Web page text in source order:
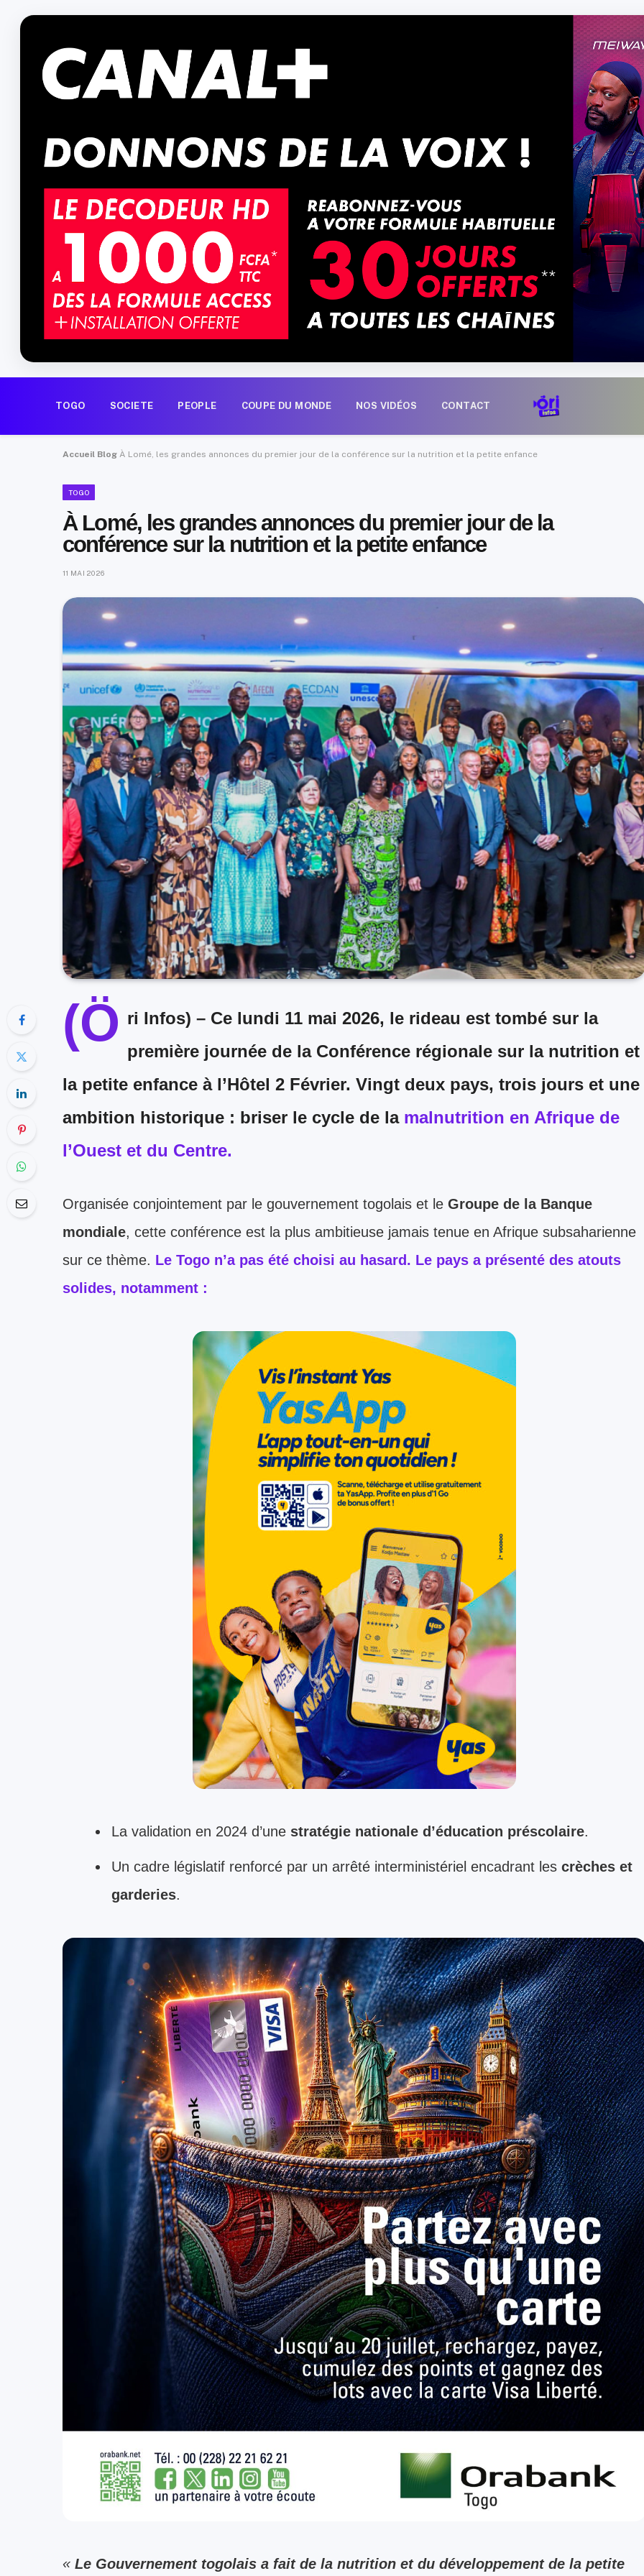
TOGO SOCIETE PEOPLE COUPE DU MONDE NOS VIDÉOS CONTACT
Accueil Blog À Lomé, les grandes annonces du premier jour de la conférence sur la nutrition et la petite enfance
TOGO
À Lomé, les grandes annonces du premier jour de la
conférence sur la nutrition et la petite enfance
11 MAI 2026
(Ö ri Infos) – Ce lundi 11 mai 2026, le rideau est tombé sur la
première journée de la Conférence régionale sur la nutrition et
la petite enfance à l’Hôtel 2 Février. Vingt deux pays, trois jours et une
ambition historique : briser le cycle de la malnutrition en Afrique de
l’Ouest et du Centre.
Organisée conjointement par le gouvernement togolais et le Groupe de la Banque
mondiale, cette conférence est la plus ambitieuse jamais tenue en Afrique subsaharienne
sur ce thème. Le Togo n’a pas été choisi au hasard. Le pays a présenté des atouts
solides, notamment :
La validation en 2024 d’une stratégie nationale d’éducation préscolaire.
Un cadre législatif renforcé par un arrêté interministériel encadrant les crèches et
garderies.
« Le Gouvernement togolais a fait de la nutrition et du développement de la petite